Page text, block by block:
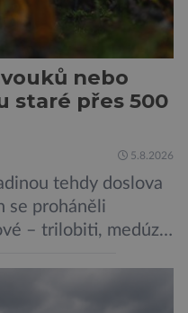
nebo
staré přes 500
5.8.2026
tehdy doslova
se proháněli
– trilobiti, medúzy
tvor, který měl
dnešní pavouky.